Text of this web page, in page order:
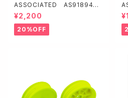
ASSOCIATED AS91894 F
T カーボン製サーボマウントブ
レース【B6.3】
¥2,200
20%OFF